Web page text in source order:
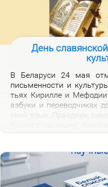
День
В Бе­ла­ру­си 24 мая
пись­мен­но­сти и
тьях Ки­рил­ле и Ме­фо­дии
аз­бу­ки и пе­ре­вод­чи­ках
ской на­род­но­сти.